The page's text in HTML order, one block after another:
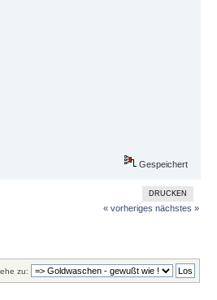
Gespeichert
DRUCKEN
« vorheriges nächstes »
zu: